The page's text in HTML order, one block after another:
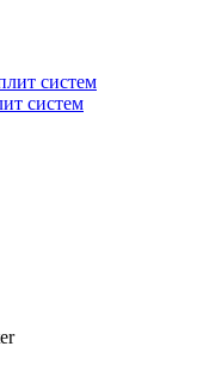
систем
систем